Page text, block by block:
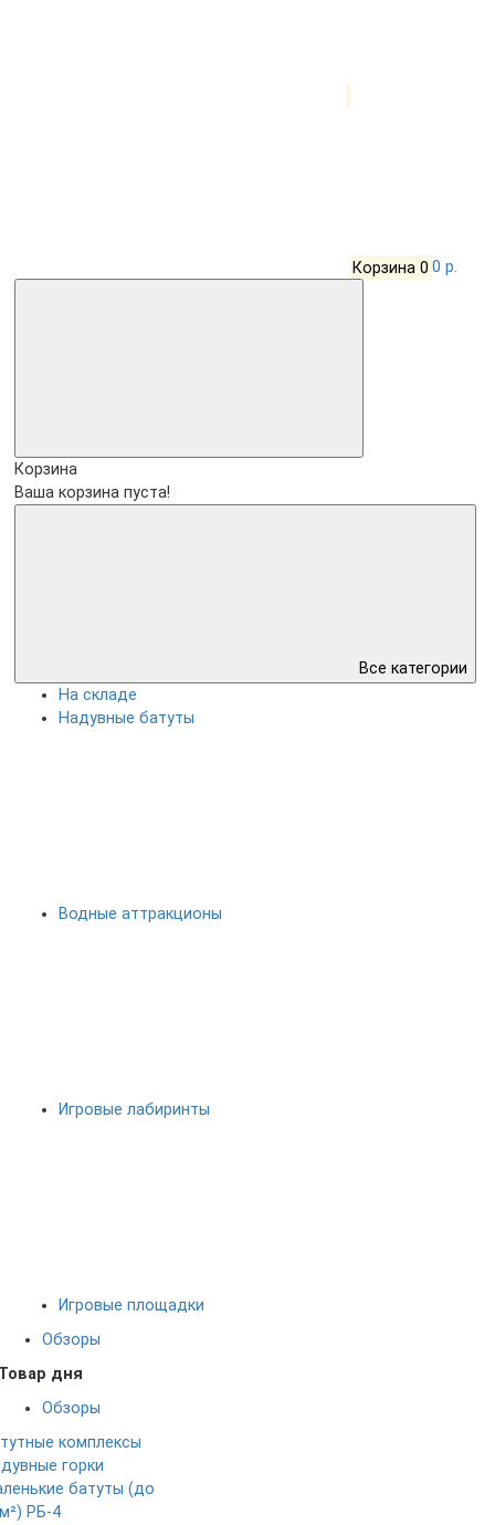
Корзина 0 0 р.
Корзина
Ваша корзина пуста!
Все категории
На складе
Надувные батуты
Водные аттракционы
Игровые лабиринты
Игровые площадки
Обзоры
дня
Обзоры
комплексы
горки
батуты (до
РБ-4